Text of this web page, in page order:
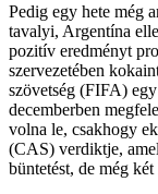
Pedig egy hete még
tavalyi, Argentína
pozitív eredményt
szervezetében
szövetség (FIFA)
decemberben
volna le, csakhogy
(CAS) verdiktje,
büntetést, de még